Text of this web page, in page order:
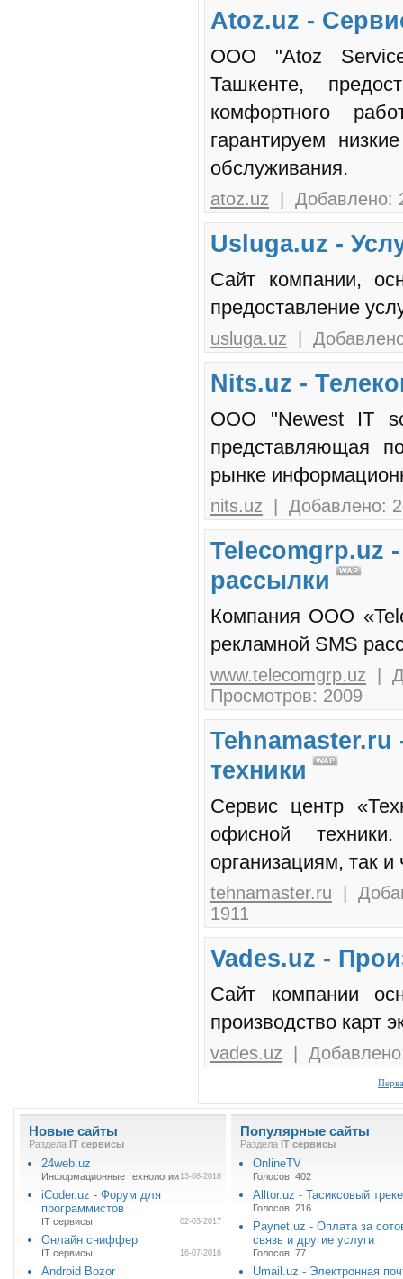
Atoz.uz -
ООО "Atoz
Ташкенте,
комфортного
гарантируем
обслуживания.
atoz.uz | Добавлено:
Usluga.uz -
Сайт компании,
предоставление
usluga.uz |
Nits.uz -
ООО "Newest IT
представляющая
рынке
nits.uz | Добавлено:
Telecomgrp.uz
рассылки
Компания ООО
рекламной SMS
www.telecomgrp.uz |
Просмотров: 2009
техники
Сервис центр
офисной
организациям, так
tehnamaster.ru |
1911
Vades.uz -
Сайт компании
производство карт
vades.uz |
Новые сайты
Раздела IT cервисы
24web.uz
Информационные технологии 13-08-2018
iCoder.uz - Форум для
программистов
IT cервисы 02-03-2017
Онлайн сниффер
IT cервисы 16-07-2016
Android Bozor
Популярные сайты
Раздела IT cервисы
OnlineTV
Голосов: 402
Alltor.uz - Тасиксовый
Голосов: 216
Paynet.uz - Оплата за
связь и другие услуги
Голосов: 77
Umail.uz - Электронная